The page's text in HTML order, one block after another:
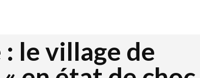
le village de